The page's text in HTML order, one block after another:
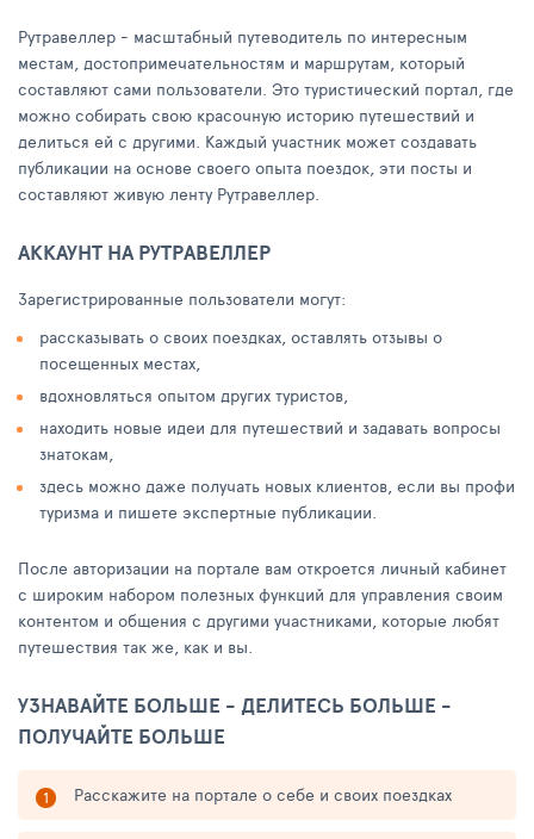
Рутравеллер - масштабный путеводитель по интересным
местам, достопримечательностям и маршрутам, который
составляют сами пользователи. Это туристический портал, где
можно собирать свою красочную историю путешествий и
делиться ей с другими. Каждый участник может создавать
публикации на основе своего опыта поездок, эти посты и
составляют живую ленту Рутравеллер.
АККАУНТ НА РУТРАВЕЛЛЕР
Зарегистрированные пользователи могут:
рассказывать о своих поездках, оставлять отзывы о
посещенных местах,
вдохновляться опытом других туристов,
находить новые идеи для путешествий и задавать вопросы
знатокам,
здесь можно даже получать новых клиентов, если вы профи
туризма и пишете экспертные публикации.
После авторизации на портале вам откроется личный кабинет
с широким набором полезных функций для управления своим
контентом и общения с другими участниками, которые любят
путешествия так же, как и вы.
УЗНАВАЙТЕ БОЛЬШЕ - ДЕЛИТЕСЬ БОЛЬШЕ -
ПОЛУЧАЙТЕ БОЛЬШЕ
Расскажите на портале о себе и своих поездках